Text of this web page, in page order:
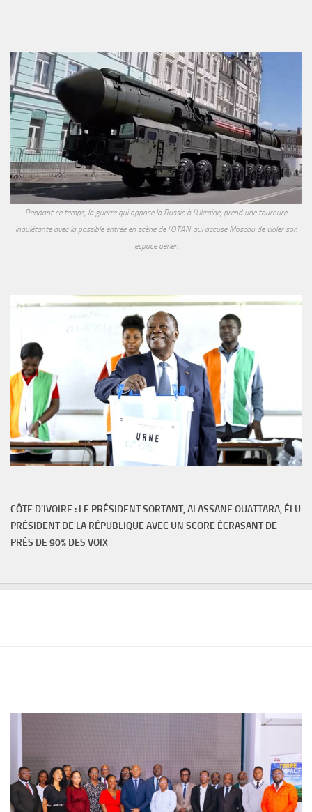
Pendant ce temps, la guerre qui oppose la Russie à l'Ukraine, prend une tournure
inquiétante avec la possible entrée en scène de l'OTAN qui accuse Moscou de violer son
espace aérien
CÔTE D'IVOIRE : LE PRÉSIDENT SORTANT, ALASSANE OUATTARA, ÉLU
PRÉSIDENT DE LA RÉPUBLIQUE AVEC UN SCORE ÉCRASANT DE
PRÈS DE 90% DES VOIX